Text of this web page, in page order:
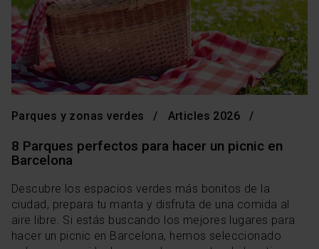
Parques y zonas verdes Articles 2026
8 Parques perfectos para hacer un picnic en
Barcelona
Descubre los espacios verdes más bonitos de la
ciudad, prepara tu manta y disfruta de una comida al
aire libre. Si estás buscando los mejores lugares para
hacer un picnic en Barcelona, hemos seleccionado